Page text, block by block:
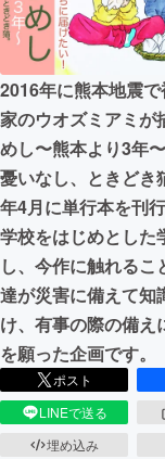
映像・
ビジネ
まちづ
CAMPFIRE
2016年に熊本地震
家のウオズミアミが
めし〜熊本より3年
憂いなし、ときどき
年4月に単行本を刊
学校をはじめとした
し、今作に触れるこ
達が災害に備えて知
け、有事の際の備え
を願った企画です。
ポスト
LINEで送る
埋め込み